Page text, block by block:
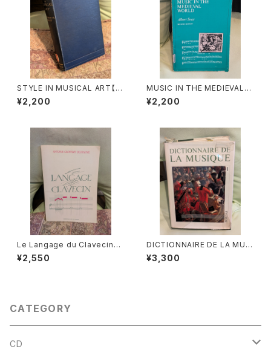
STYLE IN MUSICAL ART【著
者：C. HUBERT H.PARRY】出
版社：MACMILLAN AND CO,
¥2,200
MUSIC IN THE MEDIEVAL
WORLD【著者：Albert Seay】
出版社：PRENTICE-HALL, IN
¥2,200
Le Langage du Clavecin
【著者：ANTOINE GEOFFROY
DECHAUME】出版社：EDITIO
¥2,550
DICTIONNAIRE DE LA MUSI
QUE Ⅰ :les mens et leurs
œuvres『音楽辞典：人物とその
¥3,300
CATEGORY
CD